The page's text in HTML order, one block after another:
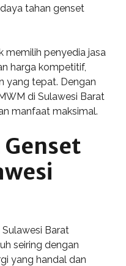
tahan genset
memilih penyedia jasa
harga kompetitif,
yang tepat. Dengan
di Sulawesi Barat
manfaat maksimal.
Genset
Barat
seiring dengan
yang handal dan